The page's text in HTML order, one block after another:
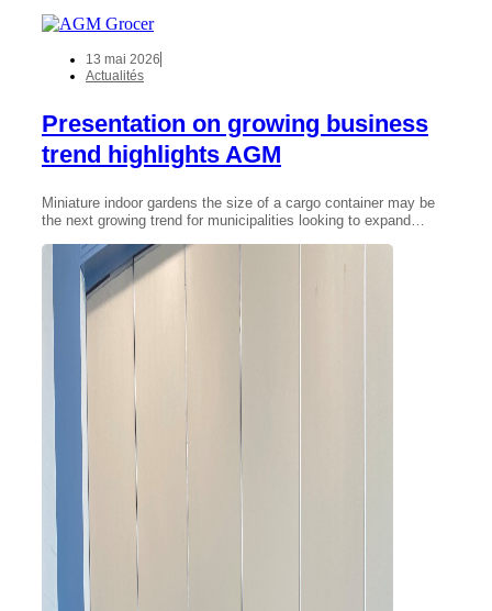
13 mai 2026
Actualités
Presentation on growing business
trend highlights AGM
Miniature indoor gardens the size of a cargo container may be
the next growing trend for municipalities looking to expand…